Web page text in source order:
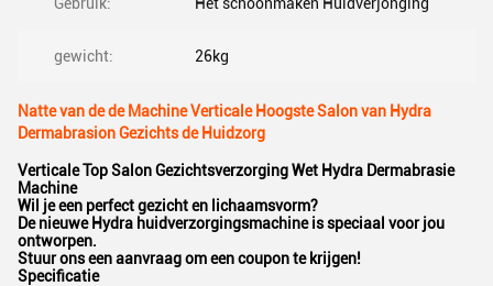
gewicht: 26kg
Natte van de de Machine Verticale Hoogste Salon van Hydra
Dermabrasion Gezichts de Huidzorg
Verticale Top Salon Gezichtsverzorging Wet Hydra Dermabrasie
Machine
Wil je een perfect gezicht en lichaamsvorm?
De nieuwe Hydra huidverzorgingsmachine is speciaal voor jou
ontworpen.
Stuur ons een aanvraag om een coupon te krijgen!
Specificatie